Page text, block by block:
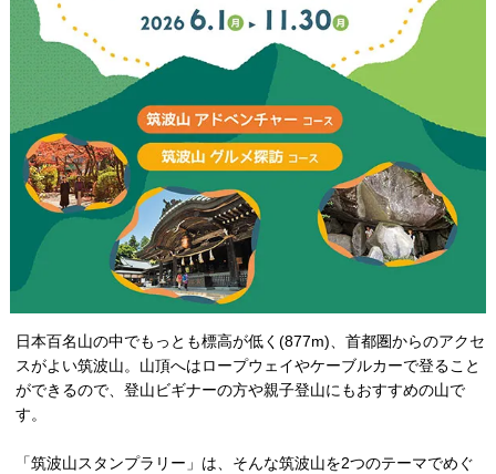
日本百名山の中でもっとも標高が低く(877m)、首都圏からのアクセ
スがよい筑波山。山頂へはロープウェイやケーブルカーで登ること
ができるので、登山ビギナーの方や親子登山にもおすすめの山で
す。
「筑波山スタンプラリー」は、そんな筑波山を2つのテーマでめぐ